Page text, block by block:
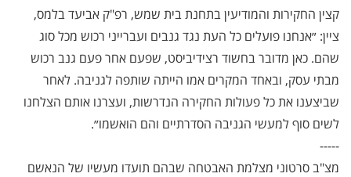
קצין החקירות והמודיעין בתחנת בית שמש, רפ"ק אביעד בלמס,
ציין: ״אנחנו פועלים כל העת נגד גנבים ועברייני רכוש מכל סוג
שהם. כאן מדובר בחשוד רצידיביסט, שפעם אחר פעם גנב רכוש
מבתי עסק, ובאחד המקרים אמו הייתה שותפה לגניבה. לאחר
שביצענו את כל פעולות החקירה הנדרשות, ועצרנו אותם הצלחנו
לשים סוף למעשי הגניבה הסדרתיים והם הואשמו״.
-----
מצ"ב סרטוני מצלמת האבטחה שבהם תועדו מעשיו של הנאשם